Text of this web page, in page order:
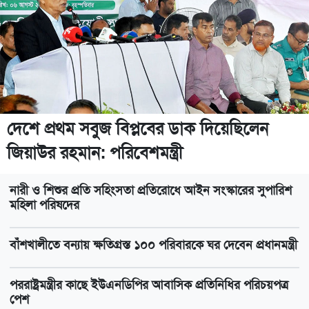
পেশ
মৃত্যুদণ্ডের বিধান থাকায় জুলাই হত্যাকাণ্ডের প্রত্যক্ষদর্শীদের পরিচয়
দেয়নি জাতিসংঘ
ডিএমপির সাত সহকারী পুলিশ কমিশনারের দায়িত্বে রদবদল
বাংলাদেশের ব্ল্যাকবেঙ্গল ছাগল ও কৃষি পণ্যে আগ্রহী মালয়েশিয়া
গ্যাস-বিদ্যুৎ সংকটের জবাব চেয়ে প্রধানমন্ত্রীর কাছে স্মারকলিপি
১১ দলের
বেবিচক নিরাপত্তা কমিটির সভা : সিদ্ধান্ত দ্রুত বাস্তবায়নের নির্দেশ
অস্ট্রেলিয়ার সঙ্গে বাণিজ্য ও দক্ষতা উন্নয়নে সহযোগিতা জোরদারে
গুরুত্ব
দেশে প্রথম সবুজ বিপ্লবের ডাক দিয়েছিলেন
জিয়াউর রহমান: পরিবেশমন্ত্রী
নারী ও শিশুর প্রতি সহিংসতা প্রতিরোধে আইন সংস্কারের সুপারিশ
মহিলা পরিষদের
বাঁশখালীতে বন্যায় ক্ষতিগ্রস্ত ১০০ পরিবারকে ঘর দেবেন প্রধানমন্ত্রী
পররাষ্ট্রমন্ত্রীর কা‌ছে ইউএনডিপির আবাসিক প্রতিনিধির পরিচয়পত্র
পেশ